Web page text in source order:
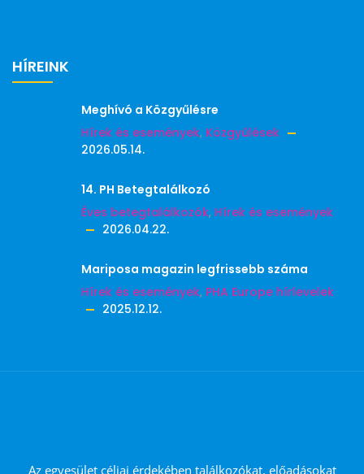
HÍREINK
Meghívó a Közgyűlésre
Hírek és események, Közgyűlések
2026.05.14.
14. PH Betegtalálkozó
Éves betegtalálkozók, Hírek és események
2026.04.22.
Mariposa magazin legfrissebb száma
Hírek és események, PHA Europe hírlevelek
2025.12.12.
Az egyesület céljai érdekében találkozókat, előadásokat